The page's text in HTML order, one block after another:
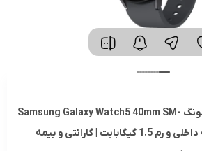
ساعت هوشمند سامسونگ Samsung Galaxy Watch5 40mm SM-